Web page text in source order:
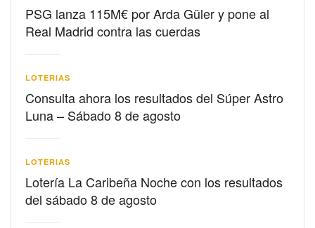
PSG lanza 115M€ por Arda Güler y pone al
Real Madrid contra las cuerdas
LOTERIAS
Consulta ahora los resultados del Súper Astro
Luna – Sábado 8 de agosto
LOTERIAS
Lotería La Caribeña Noche con los resultados
del sábado 8 de agosto